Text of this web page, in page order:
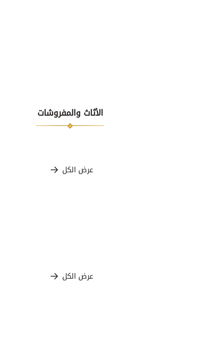
الأثاث والمفروشات
عرض الكل
عرض الكل